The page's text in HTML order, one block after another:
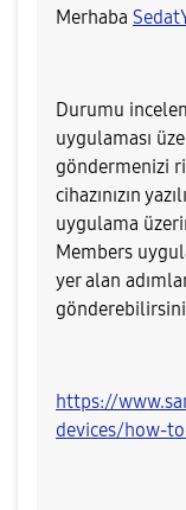
Merhaba
Durumu
uygulaması
göndermenizi
cihazınızın
uygulama
Members
yer alan
https://
devices/how-